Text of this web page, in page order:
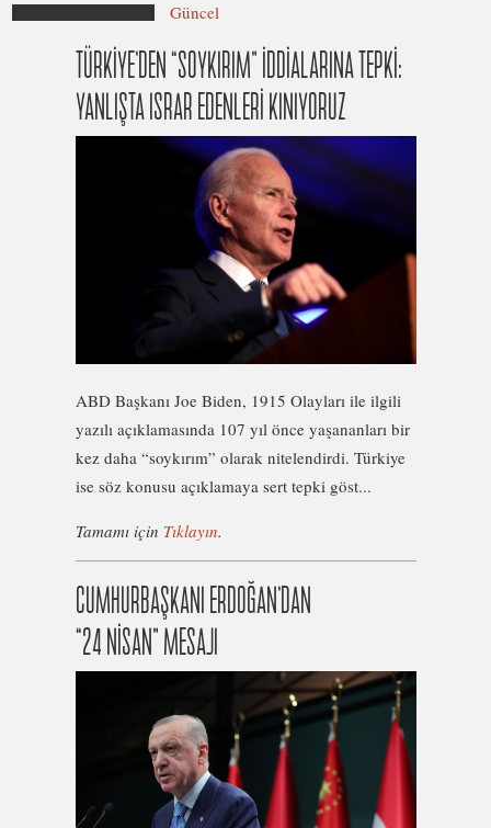
Güncel
TÜRKİYE’DEN “SOYKIRIM” İDDİALARINA TEPKİ:
YANLIŞTA ISRAR EDENLERİ KINIYORUZ
ABD Başkanı Joe Biden, 1915 Olayları ile ilgili
yazılı açıklamasında 107 yıl önce yaşananları bir
kez daha “soykırım” olarak nitelendirdi. Türkiye
ise söz konusu açıklamaya sert tepki göst...
Tamamı için Tıklayın.
CUMHURBAŞKANI ERDOĞAN’DAN
“24 NİSAN” MESAJI